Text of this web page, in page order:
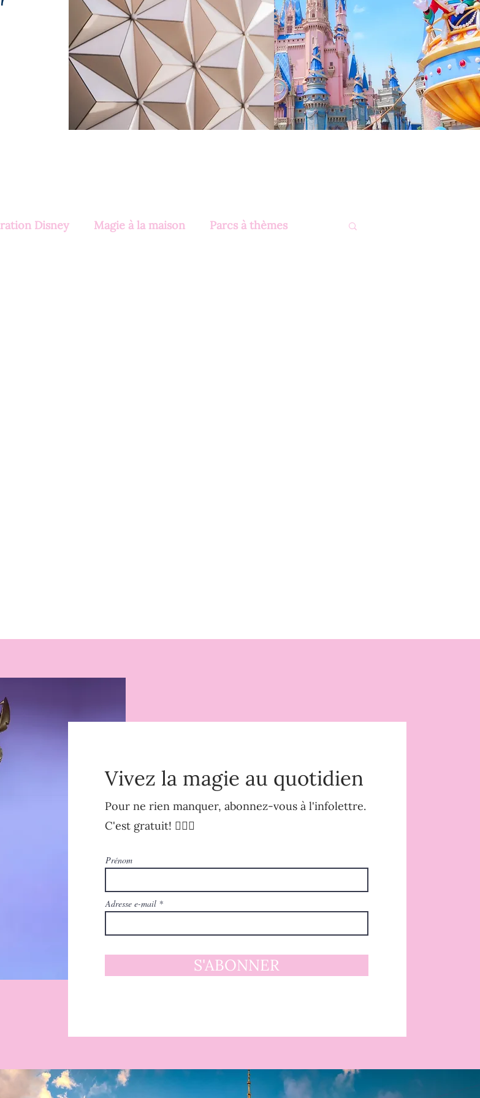
Disney Magie à la maison Parcs à thèmes
Vivez la magie au quotidien
Pour ne rien manquer, abonnez-vous à l'infolettre.
C'est gratuit! 🧚🏻‍♀️
Prénom
Adresse e-mail
S'ABONNER